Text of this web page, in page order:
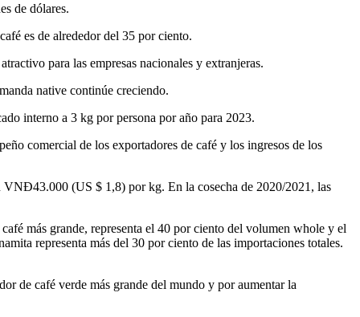
de dólares.
es de alrededor del 35 por ciento.
para las empresas nacionales y extranjeras.
native continúe creciendo.
interno a 3 kg por persona por año para 2023.
comercial de los exportadores de café y los ingresos de los
VNĐ43.000 (US $ 1,8) por kg. En la cosecha de 2020/2021, las
más grande, representa el 40 por ciento del volumen whole y el
representa más del 30 por ciento de las importaciones totales.
de café verde más grande del mundo y por aumentar la